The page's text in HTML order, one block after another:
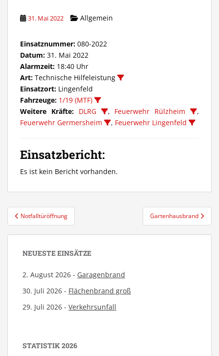
31. Mai 2022 Allgemein
Einsatznummer: 080-2022
Datum: 31. Mai 2022
Alarmzeit: 18:40 Uhr
Art: Technische Hilfeleistung
Einsatzort: Lingenfeld
Fahrzeuge: 1/19 (MTF)
Weitere Kräfte: DLRG , Feuerwehr Rülzheim
,
Feuerwehr Germersheim
, Feuerwehr Lingenfeld
Einsatzbericht:
Es ist kein Bericht vorhanden.
Beitragsnavigation
Notfalltüröffnung Gartenhausbrand
NEUESTE EINSÄTZE
2. August 2026 - Garagenbrand
30. Juli 2026 - Flächenbrand groß
29. Juli 2026 - Verkehrsunfall
STATISTIK 2026